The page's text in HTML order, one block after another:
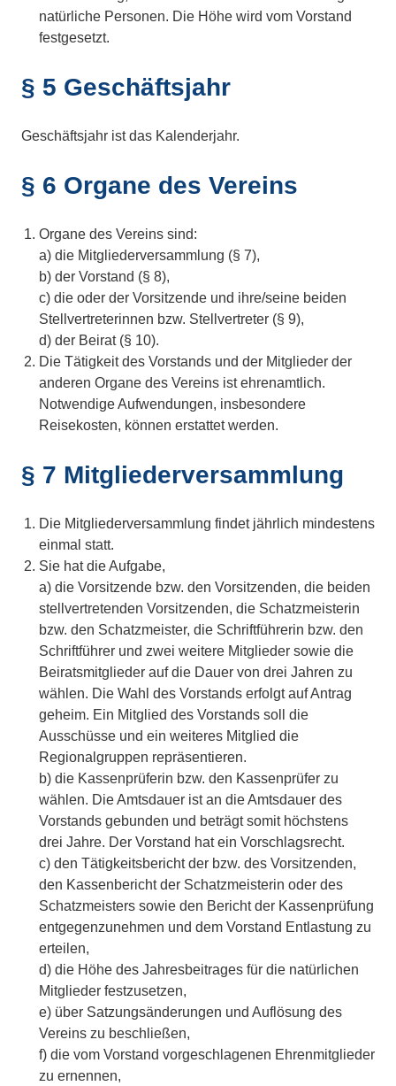
natürliche Personen. Die Höhe wird vom Vorstand
festgesetzt.
§ 5 Geschäftsjahr
Geschäftsjahr ist das Kalenderjahr.
§ 6 Organe des Vereins
Organe des Vereins sind:
a) die Mitgliederversammlung (§ 7),
b) der Vorstand (§ 8),
c) die oder der Vorsitzende und ihre/seine beiden
Stellvertreterinnen bzw. Stellvertreter (§ 9),
d) der Beirat (§ 10).
Die Tätigkeit des Vorstands und der Mitglieder der
anderen Organe des Vereins ist ehrenamtlich.
Notwendige Aufwendungen, insbesondere
Reisekosten, können erstattet werden.
§ 7 Mitgliederversammlung
Die Mitgliederversammlung findet jährlich mindestens
einmal statt.
Sie hat die Aufgabe,
a) die Vorsitzende bzw. den Vorsitzenden, die beiden
stellvertretenden Vorsitzenden, die Schatzmeisterin
bzw. den Schatzmeister, die Schriftführerin bzw. den
Schriftführer und zwei weitere Mitglieder sowie die
Beiratsmitglieder auf die Dauer von drei Jahren zu
wählen. Die Wahl des Vorstands erfolgt auf Antrag
geheim. Ein Mitglied des Vorstands soll die
Ausschüsse und ein weiteres Mitglied die
Regionalgruppen repräsentieren.
b) die Kassenprüferin bzw. den Kassenprüfer zu
wählen. Die Amtsdauer ist an die Amtsdauer des
Vorstands gebunden und beträgt somit höchstens
drei Jahre. Der Vorstand hat ein Vorschlagsrecht.
c) den Tätigkeitsbericht der bzw. des Vorsitzenden,
den Kassenbericht der Schatzmeisterin oder des
Schatzmeisters sowie den Bericht der Kassenprüfung
entgegenzunehmen und dem Vorstand Entlastung zu
erteilen,
d) die Höhe des Jahresbeitrages für die natürlichen
Mitglieder festzusetzen,
e) über Satzungsänderungen und Auflösung des
Vereins zu beschließen,
f) die vom Vorstand vorgeschlagenen Ehrenmitglieder
zu ernennen,